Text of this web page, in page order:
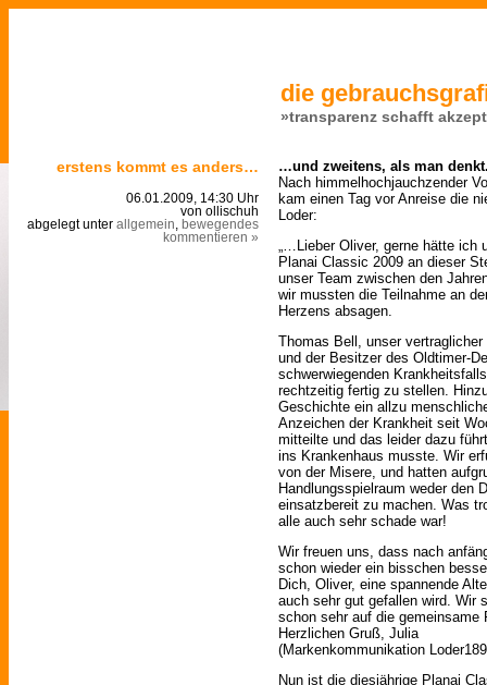
die
»transparenz schafft
erstens kommt es anders…
06.01.2009, 14:30 Uhr
von ollischuh
abgelegt unter allgemein
bewegendes
kommentieren »
…und zweitens, als man
Nach himmelhochjauchzender
kam einen Tag vor Anreise die
Loder:
„…Lieber Oliver, gerne hätte ich
Planai Classic 2009 an dieser
unser Team zwischen den
wir mussten die Teilnahme an
Herzens absagen.
Thomas Bell, unser
und der Besitzer des Oldtimer-
schwerwiegenden
rechtzeitig fertig zu stellen.
Geschichte ein allzu
Anzeichen der Krankheit seit
mitteilte und das leider dazu
ins Krankenhaus musste. Wir
von der Misere, und hatten
Handlungsspielraum weder den
einsatzbereit zu machen. Was
alle auch sehr schade war!
Wir freuen uns, dass nach
schon wieder ein bisschen
Dich, Oliver, eine spannende
auch sehr gut gefallen wird. Wir
schon sehr auf die gemeinsame
Herzlichen Gruß, Julia
(Markenkommunikation
Nun ist die diesjährige Planai